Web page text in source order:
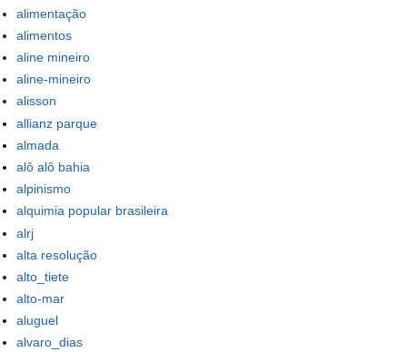
alimentação
alimentos
aline mineiro
aline-mineiro
alisson
allianz parque
almada
alô alô bahia
alpinismo
alquimia popular brasileira
alrj
alta resolução
alto_tiete
alto-mar
aluguel
alvaro_dias